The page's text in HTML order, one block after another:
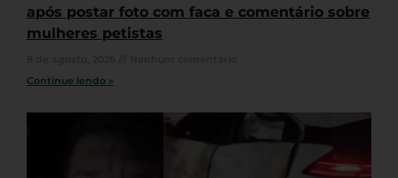
após postar foto com faca e comentário sobre
mulheres petistas
Continue lendo »